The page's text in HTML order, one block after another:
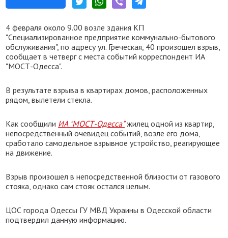
4 февраля около 9.00 возле здания КП
"Специализированное предприятие коммунально-бытового
обслуживания", по адресу ул. Греческая, 40 произошел взрыв,
сообщает в четверг с места событий корреспондент ИА
"МОСТ-Одесса".
В результате взрыва в квартирах домов, расположенных
рядом, вылетели стекла.
Как сообщили ИА "МОСТ-Одесса"жилец одной из квартир,
непосредственный очевидец событий, возле его дома,
сработало самодельное взрывное устройство, реагирующее
на движение.
Взрыв произошел в непосредственной близости от газового
стояка, однако сам стояк остался целым.
ЦОС города Одессы ГУ МВД Украины в Одесской области
подтвердил данную информацию.